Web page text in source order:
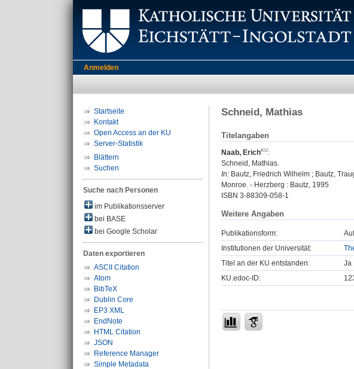
Anmelden
Startseite
Kontakt
Open Access an der KU
Server-Statistik
Blättern
Suchen
Suche nach Personen
im Publikationsserver
bei BASE
bei Google Scholar
Daten exportieren
ASCII Citation
Atom
BibTeX
Dublin Core
EP3 XML
EndNote
HTML Citation
JSON
Reference Manager
Simple Metadata
Schneid, Mathias
Titelangaben
Naab, Erich
:
Schneid, Mathias.
In: Bautz, Friedrich Wilhelm ; Bautz,
Monroe. - Herzberg : Bautz, 1995
ISBN 3-88309-058-1
Weitere Angaben
Publikationsform:
Institutionen der Universität:
Titel an der KU entstanden:
Ja
KU.edoc-ID: